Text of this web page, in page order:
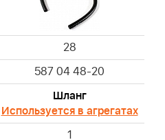
28
587 04 48-20
Шланг
Используется в агрегатах
1